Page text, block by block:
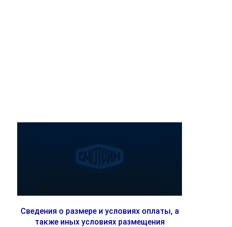
Сведения о размере и условиях оплаты, а
также иных условиях размещения